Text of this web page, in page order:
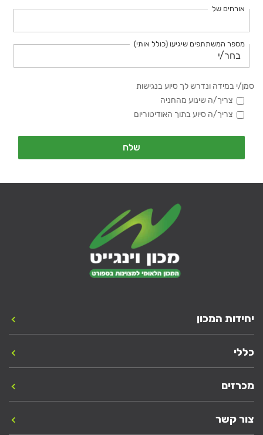
אורחים של
מספר המשתתפים שיגיעו (כולל אותי)
סמן/י במידה ונדרש לך סיוע בנגישות
צריך/ה שינוע מהחניה
צריך/ה סיוע בתוך האודיטוריום
שלח
יחידות המכון
כללי
מכרזים
צור קשר